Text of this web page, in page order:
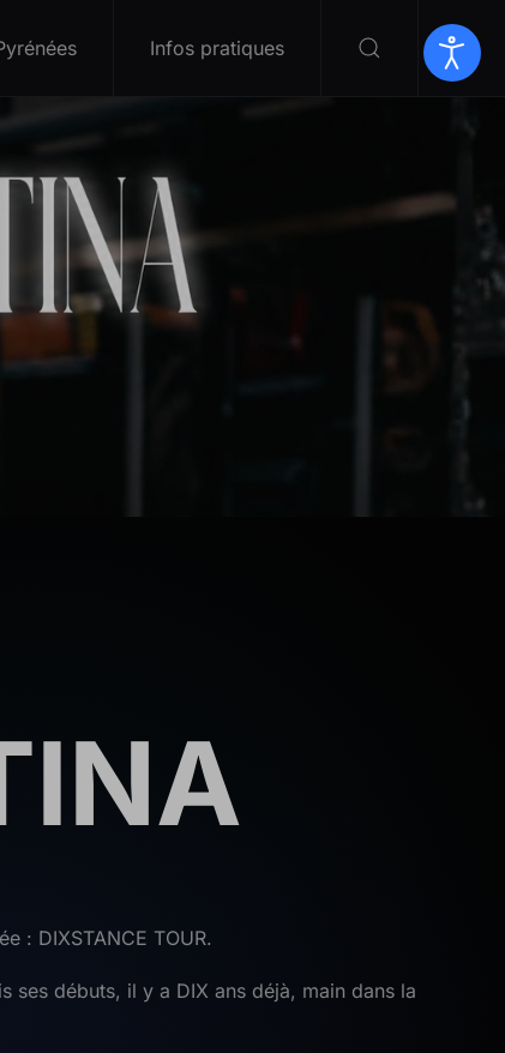
Infos pratiques
: DIXSTANCE TOUR.
ses débuts, il y a DIX ans déjà, main dans la